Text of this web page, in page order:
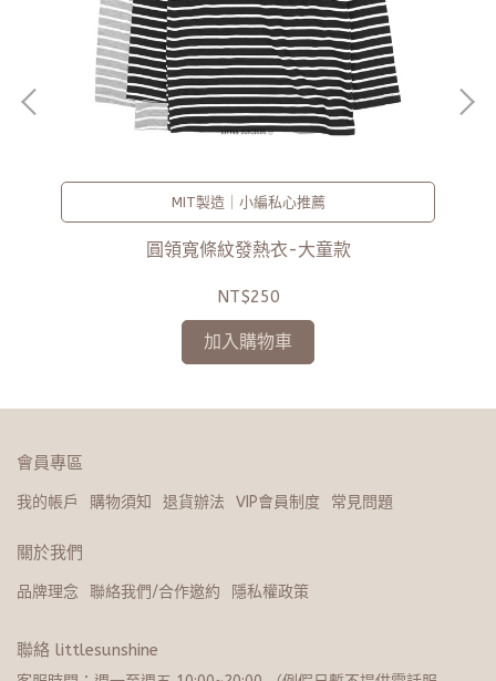
MIT製造｜小編私心推薦
圓領寬條紋發熱衣-大童款
NT$250
加入購物車
會員專區
我的帳戶 購物須知 退貨辦法 VIP會員制度 常見問題
關於我們
品牌理念 聯絡我們/合作邀約 隱私權政策
聯絡 littlesunshine